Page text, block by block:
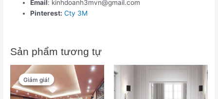
Email: kinhdoanh3mvn@gmail.com
Pinterest: Cty 3M
Sản phẩm tương tự
Giảm giá!
Giảm giá!
gốc
là:
₫565,000.
Giá
hiện
là: